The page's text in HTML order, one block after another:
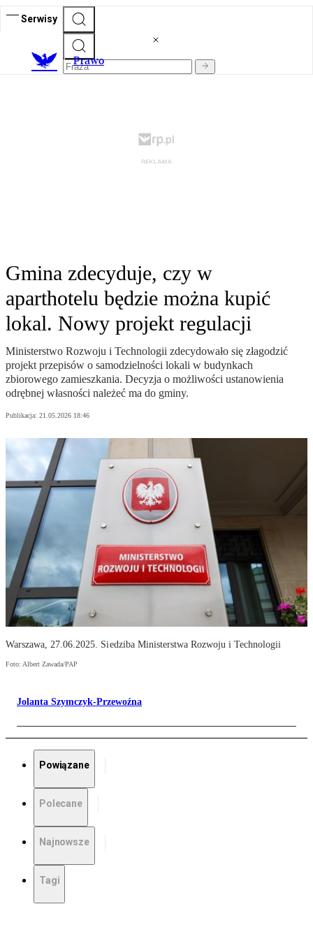
Serwisy
Prawo
Gmina zdecyduje, czy w
aparthotelu będzie można kupić
lokal. Nowy projekt regulacji
Ministerstwo Rozwoju i Technologii zdecydowało się złagodzić
projekt przepisów o samodzielności lokali w budynkach
zbiorowego zamieszkania. Decyzja o możliwości ustanowienia
odrębnej własności należeć ma do gminy.
Publikacja: 21.05.2026 18:46
Warszawa, 27.06.2025. Siedziba Ministerstwa Rozwoju i Technologii
Foto: Albert Zawada/PAP
Jolanta Szymczyk-Przewoźna
Powiązane
Polecane
Najnowsze
Tagi